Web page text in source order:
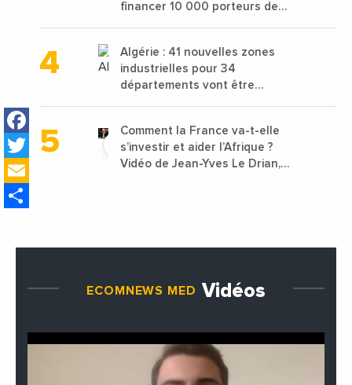
Facebook
Twitter
financer 10 000 porteurs de
Algérie : 41 nouvelles zones
industrielles pour 34
départements vont être
Comment la France va-t-elle
s’investir et aider l’Afrique ?
Vidéo de Jean-Yves Le Drian,
ECOMNEWS MED Vidéos